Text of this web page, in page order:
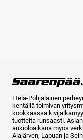
Etelä-Pohjalainen
kentällä toimivan
kookkaassa
tuotteita runsaasti.
aukioloaikana myös
Alajärven, Lapuan ja